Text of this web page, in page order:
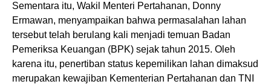
Sementara itu, Wakil Menteri Pertahanan, Donny
Ermawan, menyampaikan bahwa permasalahan lahan
tersebut telah berulang kali menjadi temuan Badan
Pemeriksa Keuangan (BPK) sejak tahun 2015. Oleh
karena itu, penertiban status kepemilikan lahan dimaksud
merupakan kewajiban Kementerian Pertahanan dan TNI